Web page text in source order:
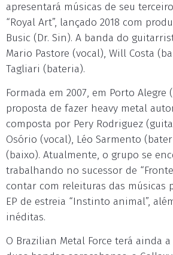
apresentará músicas de seu
“Royal Art”, lançado 2018 com
Busic (Dr. Sin). A banda do
Mario Pastore (vocal), Will Costa
Tagliari (bateria).
Formada em 2007, em Porto Alegre
proposta de fazer heavy metal
composta por Pery Rodriguez
Osório (vocal), Léo Sarmento
(baixo). Atualmente, o grupo se
trabalhando no sucessor de
contar com releituras das músicas
EP de estreia “Instinto animal”,
inéditas.
O Brazilian Metal Force terá ainda